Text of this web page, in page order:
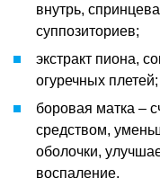
внутрь,
суппозиториев;
экстракт пиона,
огуречных плетей;
боровая матка –
средством,
оболочки,
воспаление.